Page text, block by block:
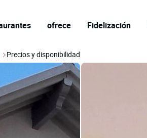
ofrece Fidelización
Precios y disponibilidad